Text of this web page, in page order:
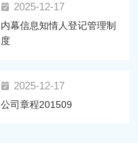
2025-12-17
内幕信息知情人登记管理制
度
2025-12-17
公司章程201509